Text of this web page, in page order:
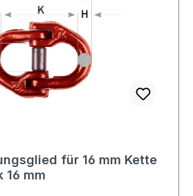
für 16 mm Kette
16 mm